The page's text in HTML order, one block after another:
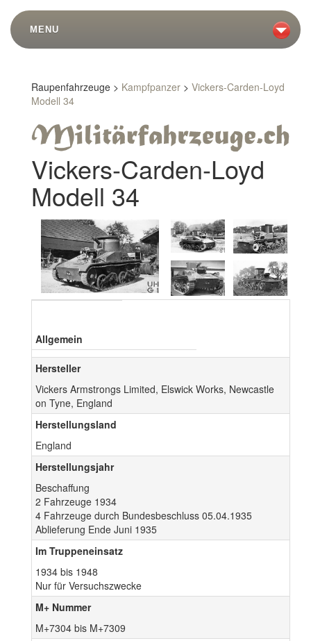
MENU
Raupenfahrzeuge > Kampfpanzer > Vickers-Carden-Loyd
Modell 34
Vickers-Carden-Loyd
Modell 34
Allgemein
Hersteller
Vickers Armstrongs Limited, Elswick Works, Newcastle
on Tyne, England
Herstellungsland
England
Herstellungsjahr
Beschaffung
2 Fahrzeuge 1934
4 Fahrzeuge durch Bundesbeschluss 05.04.1935
Ablieferung Ende Juni 1935
Im Truppeneinsatz
1934 bis 1948
Nur für Versuchszwecke
M+ Nummer
M+7304 bis M+7309